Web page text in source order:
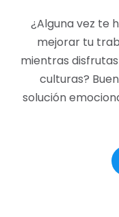
¿Alguna vez te
mejorar tu
mientras
culturas?
solución